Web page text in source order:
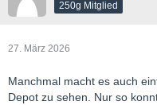
250g Mitglied
27. März 2026
Manchmal macht es auch
Depot zu sehen. Nur so